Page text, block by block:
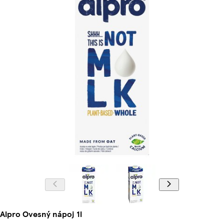
Alpro Ovesný nápoj 1l